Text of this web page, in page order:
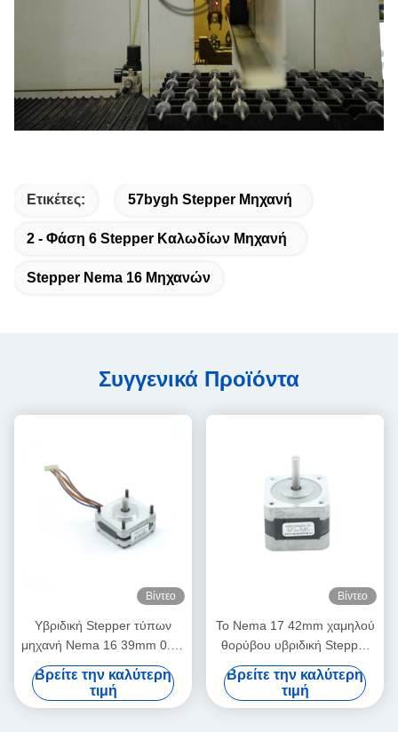
Ετικέτες: 57bygh Stepper Μηχανή
2 - Φάση 6 Stepper Καλωδίων Μηχανή
Stepper Nema 16 Μηχανών
Συγγενικά Προϊόντα
Βίντεο
Υβριδική Stepper τύπων
μηχανή Nema 16 39mm 0.3a
0,08 NM 78 oz στη υψηλή
ταχύτητα
Βρείτε την καλύτερη
τιμή
Βίντεο
Το Nema 17 42mm χαμηλού
θορύβου υβριδική Stepper
μηχανή 0,9 γωνία 4 βημάτων
οδηγεί 11.2V 2.4A
Βρείτε την καλύτερη
τιμή